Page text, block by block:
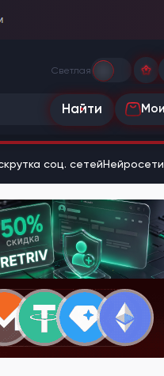
Светлая
Найти
соц. сетейНейросети